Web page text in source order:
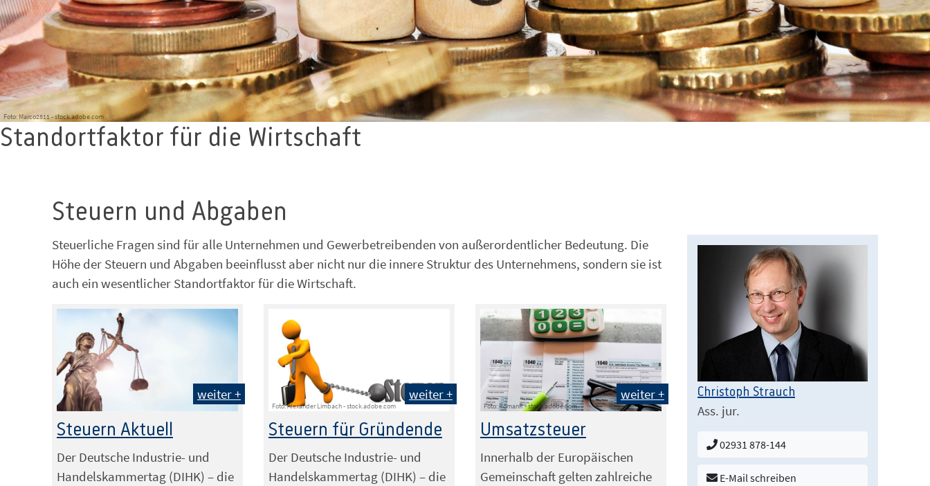
Foto: Marco2811 - stock.adobe.com
Standortfaktor für die Wirtschaft
Steuern und Abgaben
Steuerliche Fragen sind für alle Unternehmen und Gewerbetreibenden von außerordentlicher Bedeutung. Die
Höhe der Steuern und Abgaben beeinflusst aber nicht nur die innere Struktur des Unternehmens, sondern sie ist
auch ein wesentlicher Standortfaktor für die Wirtschaft.
weiter +
Steuern Aktuell
Der Deutsche Industrie- und
Handelskammertag (DIHK) – die
Foto: Alexander Limbach - stock.adobe.com
weiter +
Steuern für Gründende
Der Deutsche Industrie- und
Handelskammertag (DIHK) – die
Foto: RomanR - stock.adobe.com
weiter +
Umsatzsteuer
Innerhalb der Europäischen
Gemeinschaft gelten zahlreiche
Christoph Strauch
Ass. jur.
02931 878-144
E-Mail schreiben